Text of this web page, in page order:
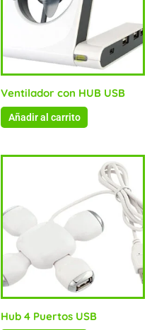
Ventilador con HUB USB
Añadir al carrito
Hub 4 Puertos USB